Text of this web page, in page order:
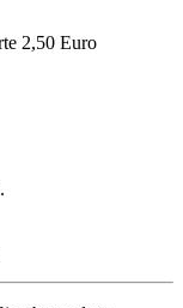
2,50 Euro